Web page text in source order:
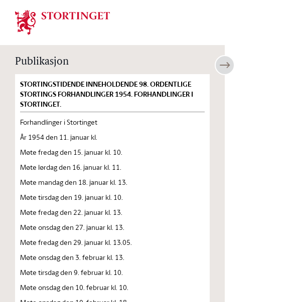
Stortinget.no
Publikasjon
STORTINGSTIDENDE INNEHOLDENDE 98. ORDENTLIGE
STORTINGS FORHANDLINGER 1954. FORHANDLINGER I
STORTINGET.
Forhandlinger i Stortinget
År 1954 den 11. januar kl.
Møte fredag den 15. januar kl. 10.
Møte lørdag den 16. januar kl. 11.
Møte mandag den 18. januar kl. 13.
Møte tirsdag den 19. januar kl. 10.
Møte fredag den 22. januar kl. 13.
Møte onsdag den 27. januar kl. 13.
Møte fredag den 29. januar kl. 13.05.
Møte onsdag den 3. februar kl. 13.
Møte tirsdag den 9. februar kl. 10.
Møte onsdag den 10. februar kl. 10.